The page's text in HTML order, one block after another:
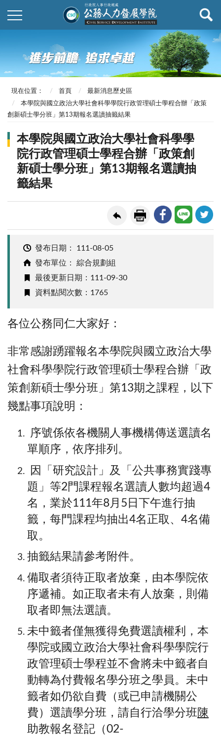
現在位置： 首頁
最新消息歷史區
本學院與國立政治大學社會科學學院行政管理碩士學程合辦「政策
創新碩士學分班」第13期報名選讀抽籤結果
本學院與國立政治大學社會科學學
院行政管理碩士學程合辦「政策創
新碩士學分班」第13期報名選讀抽
籤結果
發布日期： 111-08-05
發布單位： 綜合規劃組
最後更新日期：111-09-30
資料點閱次數：1765
各位公務同仁大家好：
非常感謝踴躍報名本學院與國立政治大學
社會科學學院行政管理碩士學程合辦「政
策創新碩士學分班」第13期之課程，以下
幾點事項說明：
序號係依各機關人事機構傳送選讀名
單順序，依序排列。
因「研究設計」及「公共事務實踐專
題」等2門課程報名選讀人數均超過4
名，業於111年8月5日下午進行抽
籤，每門課程均抽出4名正取、4名備
取。
抽籤結果請參考附件。
備取者須待正取者放棄，由本學院依
序遞補。如正取者未有人放棄，則備
取者即無法選讀。
未中籤者僅無獲得免費選讀權利，本
學院或國立政治大學社會科學學院行
政管理碩士學程並不會將未中籤者自
動轉為付費報名學分班之學員。未中
籤者如仍欲自費（或已申請機關公
費）選讀學分班，請自行洽學分班陳
助教報名登記（02-